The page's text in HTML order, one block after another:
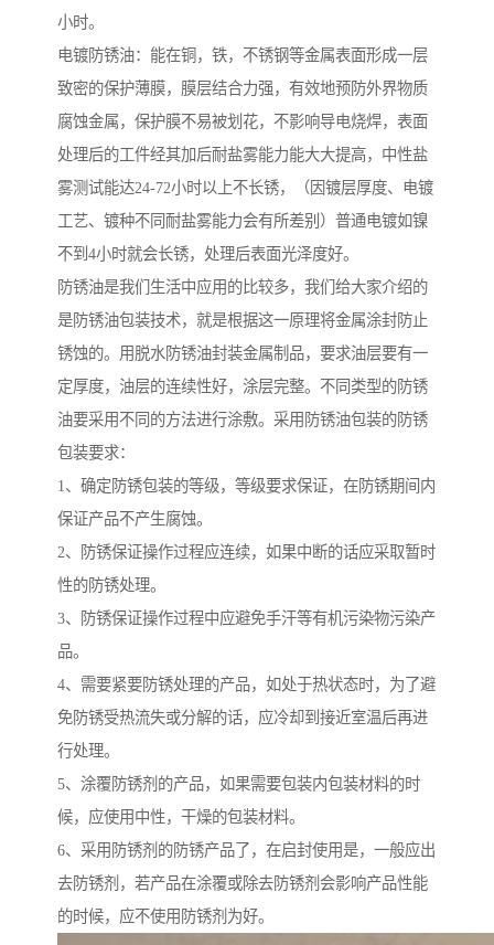
小时。
电镀防锈油：能在铜，铁，不锈钢等金属表面形成一层
致密的保护薄膜，膜层结合力强，有效地预防外界物质
腐蚀金属，保护膜不易被划花，不影响导电烧焊，表面
处理后的工件经其加后耐盐雾能力能大大提高，中性盐
雾测试能达24-72小时以上不长锈，（因镀层厚度、电镀
工艺、镀种不同耐盐雾能力会有所差别）普通电镀如镍
不到4小时就会长锈，处理后表面光泽度好。
防锈油是我们生活中应用的比较多，我们给大家介绍的
是防锈油包装技术，就是根据这一原理将金属涂封防止
锈蚀的。用脱水防锈油封装金属制品，要求油层要有一
定厚度，油层的连续性好，涂层完整。不同类型的防锈
油要采用不同的方法进行涂敷。采用防锈油包装的防锈
包装要求：
1、确定防锈包装的等级，等级要求保证，在防锈期间内
保证产品不产生腐蚀。
2、防锈保证操作过程应连续，如果中断的话应采取暂时
性的防锈处理。
3、防锈保证操作过程中应避免手汗等有机污染物污染产
品。
4、需要紧要防锈处理的产品，如处于热状态时，为了避
免防锈受热流失或分解的话，应冷却到接近室温后再进
行处理。
5、涂覆防锈剂的产品，如果需要包装内包装材料的时
候，应使用中性，干燥的包装材料。
6、采用防锈剂的防锈产品了，在启封使用是，一般应出
去防锈剂，若产品在涂覆或除去防锈剂会影响产品性能
的时候，应不使用防锈剂为好。